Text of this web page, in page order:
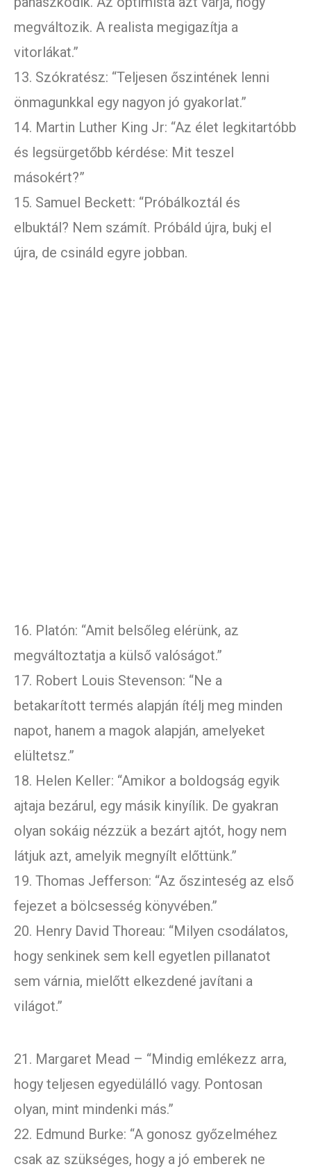
megváltozik. A realista megigazítja a
vitorlákat.”
13. Szókratész: “Teljesen őszintének lenni
önmagunkkal egy nagyon jó gyakorlat.”
14. Martin Luther King Jr: “Az élet legkitartóbb
és legsürgetőbb kérdése: Mit teszel
másokért?”
15. Samuel Beckett: “Próbálkoztál és
elbuktál? Nem számít. Próbáld újra, bukj el
újra, de csináld egyre jobban.
16. Platón: “Amit belsőleg elérünk, az
megváltoztatja a külső valóságot.”
17. Robert Louis Stevenson: “Ne a
betakarított termés alapján ítélj meg minden
napot, hanem a magok alapján, amelyeket
elültetsz.”
18. Helen Keller: “Amikor a boldogság egyik
ajtaja bezárul, egy másik kinyílik. De gyakran
olyan sokáig nézzük a bezárt ajtót, hogy nem
látjuk azt, amelyik megnyílt előttünk.”
19. Thomas Jefferson: “Az őszinteség az első
fejezet a bölcsesség könyvében.”
20. Henry David Thoreau: “Milyen csodálatos,
hogy senkinek sem kell egyetlen pillanatot
sem várnia, mielőtt elkezdené javítani a
világot.”
21. Margaret Mead – “Mindig emlékezz arra,
hogy teljesen egyedülálló vagy. Pontosan
olyan, mint mindenki más.”
22. Edmund Burke: “A gonosz győzelméhez
csak az szükséges, hogy a jó emberek ne